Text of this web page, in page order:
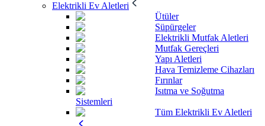
Elektrikli Ev Aletleri
Ütüler
Süpürgeler
Elektrikli Mutfak Aletleri
Mutfak Gereçleri
Yapı Aletleri
Hava Temizleme Cihazları
Fırınlar
Isıtma ve Soğutma
Sistemleri
Tüm Elektrikli Ev Aletleri